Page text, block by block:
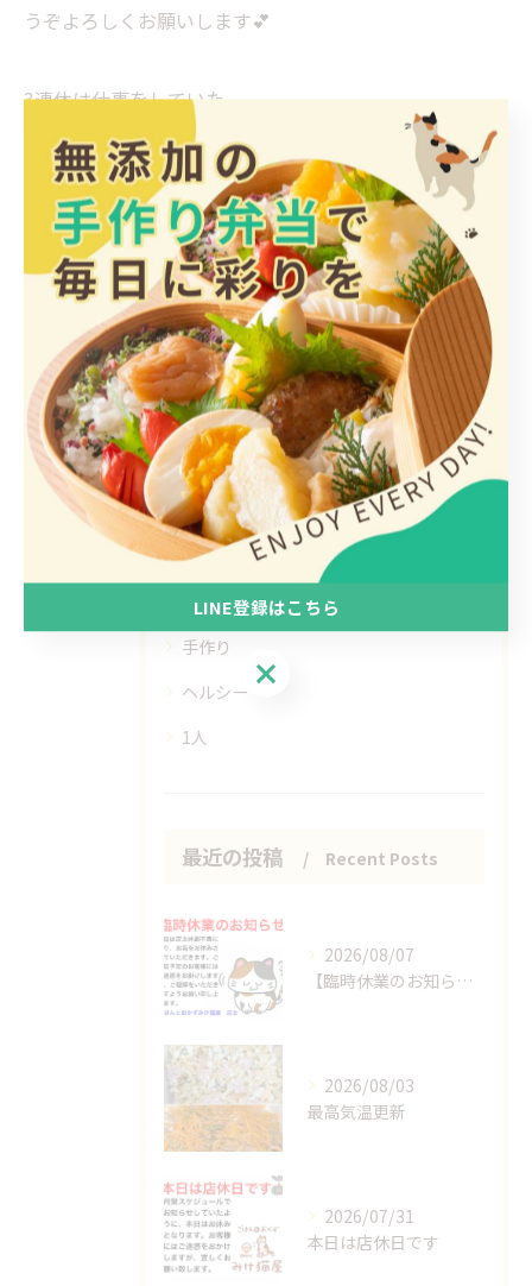
うぞよろしくお願いします💕
3連休は仕事をしていた
みけ猫屋 店主
< 前のページ 一覧に戻る 次のページ >
カテゴリー Categories
全てのカテゴリー
日替わり
惣菜
手作り
ヘルシー
1人
最近の投稿 Recent Posts
2026/08/07
【臨時休業のお知らせ】
2026/08/03
最高気温更新
2026/07/31
本日は店休日です
LINE登録はこちら
LINE登録はこちら